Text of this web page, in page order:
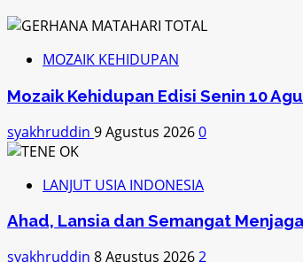
MOZAIK KEHIDUPAN
Mozaik Kehidupan Edisi Senin 10
syakhruddin 9 Agustus 20260
LANJUT USIA INDONESIA
Ahad, Lansia dan Semangat
syakhruddin 8 Agustus 20262